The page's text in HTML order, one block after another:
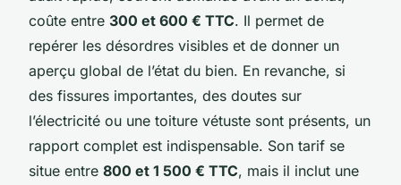
coûte entre 300 et 600 € TTC. Il permet de
repérer les désordres visibles et de donner un
aperçu global de l’état du bien. En revanche, si
des fissures importantes, des doutes sur
l’électricité ou une toiture vétuste sont présents, un
rapport complet est indispensable. Son tarif se
situe entre 800 et 1 500 € TTC, mais il inclut une